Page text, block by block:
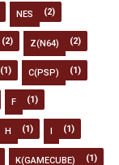
NES (2)
(2) Z(N64) (2)
(1) C(PSP) (1)
F (1)
H (1) (1)
K(GAMECUBE) (1)